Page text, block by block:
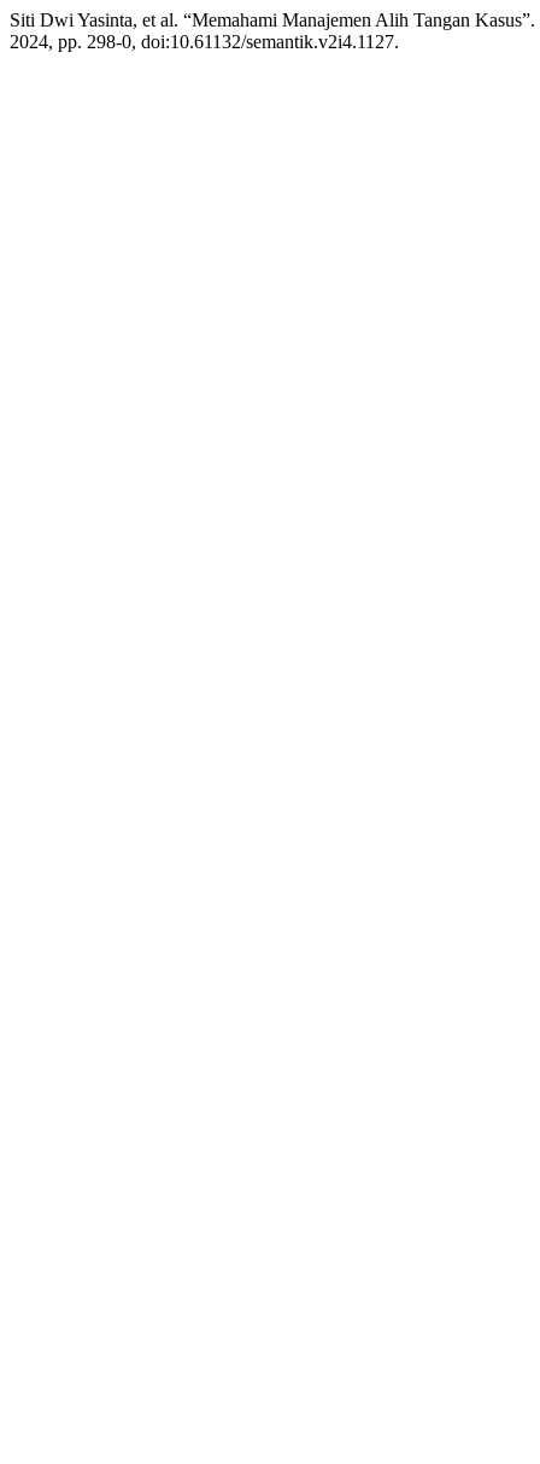
Siti Dwi Yasinta, et al. “Memahami Manajemen Alih Tangan Kasus”.
2024, pp. 298-0, doi:10.61132/semantik.v2i4.1127.